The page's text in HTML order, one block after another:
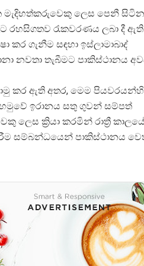
මැදිහත්කරුවෙකු ලෙස පෙනී සිටින
රහසිගතව රැකවරණය ලබා දී ඇති
කර ගැනීම සඳහා ඉස්ලාමාබාද්
නවතා තැබීමට පාකිස්ථානය
කර ඇති අතර, මෙම පියවරයන්හි
හමුවේ ඉරානය සතු ගුවන් සම්පත්
ලෙස ක්රියා කරමින් රාත් රී
සම්බන්ධයෙන් පාකිස්ථානය